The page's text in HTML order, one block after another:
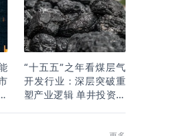
“十五五”之年看煤层气
开发行业：深层突破重
塑产业逻辑 单井投资成